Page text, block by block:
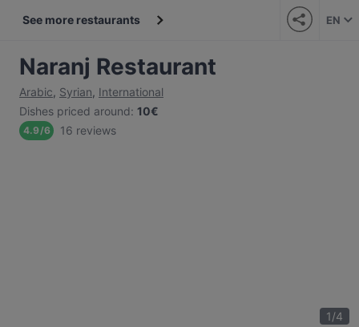
See more restaurants EN
Naranj Restaurant
Arabic, Syrian, International
Dishes priced around: 10€
4.9/6 16 reviews
1/4